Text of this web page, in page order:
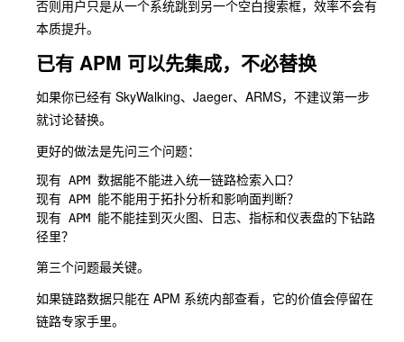
否则用户只是从一个系统跳到另一个空白搜索框，效率不会有
本质提升。
已有 APM 可以先集成，不必替换
如果你已经有 SkyWalking、Jaeger、ARMS，不建议第一步
就讨论替换。
更好的做法是先问三个问题：
现有 APM 数据能不能进入统一链路检索入口？
现有 APM 能不能用于拓扑分析和影响面判断？
现有 APM 能不能挂到灭火图、日志、指标和仪表盘的下钻路
第三个问题最关键。
如果链路数据只能在 APM 系统内部查看，它的价值会停留在
链路专家手里。